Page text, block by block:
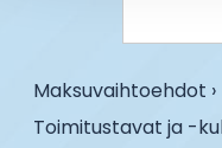
Maksuvaihtoehdot ›
Toimitustavat ja -